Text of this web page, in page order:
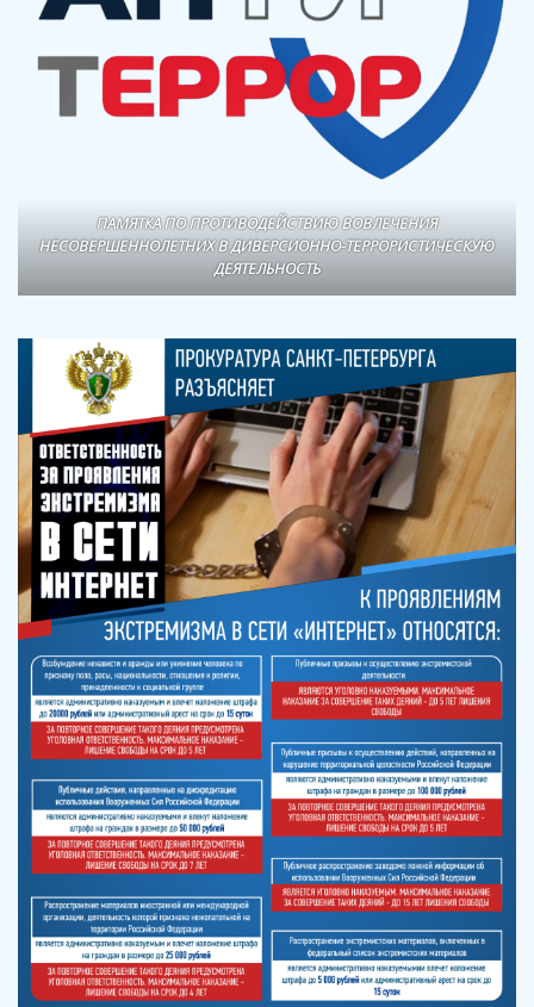
ПАМЯТКА ПО ПРОТИВОДЕЙСТВИЮ ВОВЛЕЧЕНИЯ
НЕСОВЕРШЕННОЛЕТНИХ В ДИВЕРСИОННО-ТЕРРОРИСТИЧЕСКУЮ
ДЕЯТЕЛЬНОСТЬ